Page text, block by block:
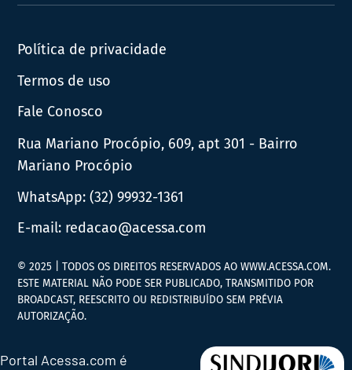
News
Política de privacidade
Termos de uso
Fale Conosco
Rua Mariano Procópio, 609, apt 301 - Bairro
Mariano Procópio
WhatsApp:(32) 99932-1361
E-mail: redacao@acessa.com
© 2025 | TODOS OS DIREITOS RESERVADOS AO WWW.ACESSA.COM.
ESTE MATERIAL NÃO PODE SER PUBLICADO, TRANSMITIDO POR
BROADCAST, REESCRITO OU REDISTRIBUÍDO SEM PRÉVIA
AUTORIZAÇÃO.
Portal Acessa.com é